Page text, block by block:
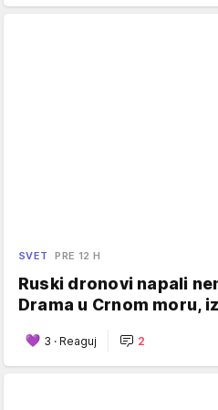
SVET PRE 12 H
Ruski dronovi napali
Drama u Crnom moru,
3 · Reaguj 2